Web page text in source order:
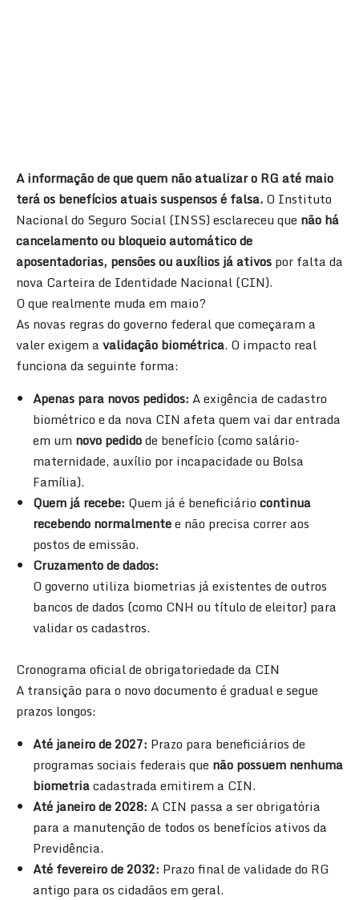
A informação de que quem não atualizar o RG até maio
terá os benefícios atuais suspensos é falsa. O Instituto
Nacional do Seguro Social (INSS) esclareceu que não há
cancelamento ou bloqueio automático de
aposentadorias, pensões ou auxílios já ativos por falta da
nova Carteira de Identidade Nacional (CIN).
O que realmente muda em maio?
As novas regras do governo federal que começaram a
valer exigem a validação biométrica. O impacto real
funciona da seguinte forma:
Apenas para novos pedidos: A exigência de cadastro
biométrico e da nova CIN afeta quem vai dar entrada
em um novo pedidode benefício (como salário-
maternidade, auxílio por incapacidade ou Bolsa
Família).
Quem já recebe: Quem já é beneficiário continua
recebendo normalmentee não precisa correr aos
postos de emissão.
Cruzamento de dados:
O governo utiliza biometrias já existentes de outros
bancos de dados (como CNH ou título de eleitor) para
validar os cadastros.
Cronograma oficial de obrigatoriedade da CIN
A transição para o novo documento é gradual e segue
prazos longos:
Até janeiro de 2027: Prazo para beneficiários de
programas sociais federais que não possuem nenhuma
biometriacadastrada emitirem a CIN.
Até janeiro de 2028: A CIN passa a ser obrigatória
para a manutenção de todos os benefícios ativos da
Previdência.
Até fevereiro de 2032: Prazo final de validade do RG
antigo para os cidadãos em geral.